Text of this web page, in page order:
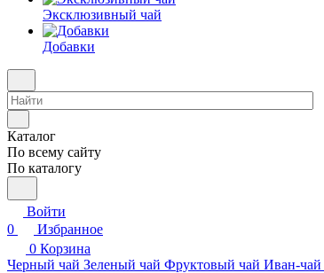
Эксклюзивный чай
Добавки
Каталог
По всему сайту
По каталогу
Войти
0
Избранное
0 Корзина
Черный чай Зеленый чай Фруктовый чай Иван-чай